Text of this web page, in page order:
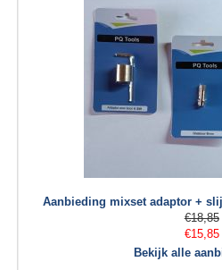
Aanbieding mixset adaptor +
€18,85
€15,85
Bekijk alle